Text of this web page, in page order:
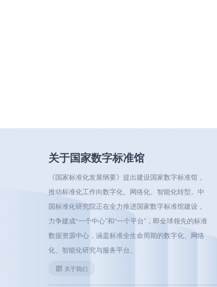
关于国家数字标准馆
《国家标准化发展纲要》提出建设国家数字标准馆，
推动标准化工作向数字化、网络化、智能化转型。中
国标准化研究院正在全力推进国家数字标准馆建设，
力争建成“一个中心”和“一个平台”，即全球领先的标准
数据资源中心，涵盖标准全生命周期的数字化、网络
化、智能化研究与服务平台。
关于我们